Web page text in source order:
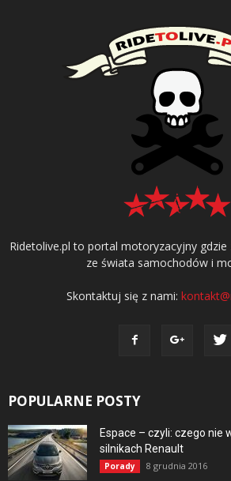
Ridetolive.pl to portal motoryzacyjny gdzie
ze świata samochodów i
Skontaktuj się z nami:
POPULARNE POSTY
Espace – czyli: czego nie
silnikach Renault
Porady 8 grudnia 2016